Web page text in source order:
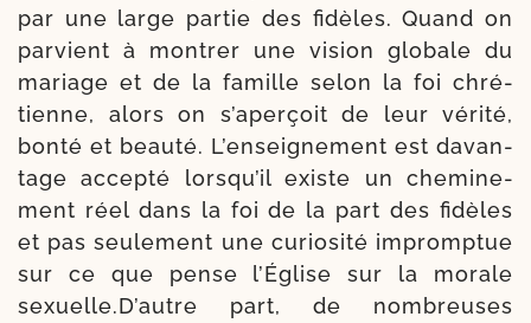
par une large par­tie des fidèles. Quand on
par­vient à mon­trer une vision glo­bale du
mariage et de la famille selon la foi chré­
tienne, alors on s’aperçoit de leur véri­té,
bon­té et beau­té. L’enseignement est davan­
tage accep­té lorsqu’il existe un che­mi­ne­
ment réel dans la foi de la part des fidèles
et pas seule­ment une curio­si­té impromp­tue
sur ce que pense l’Église sur la morale
sexuelle.D’autre part, de nom­breuses